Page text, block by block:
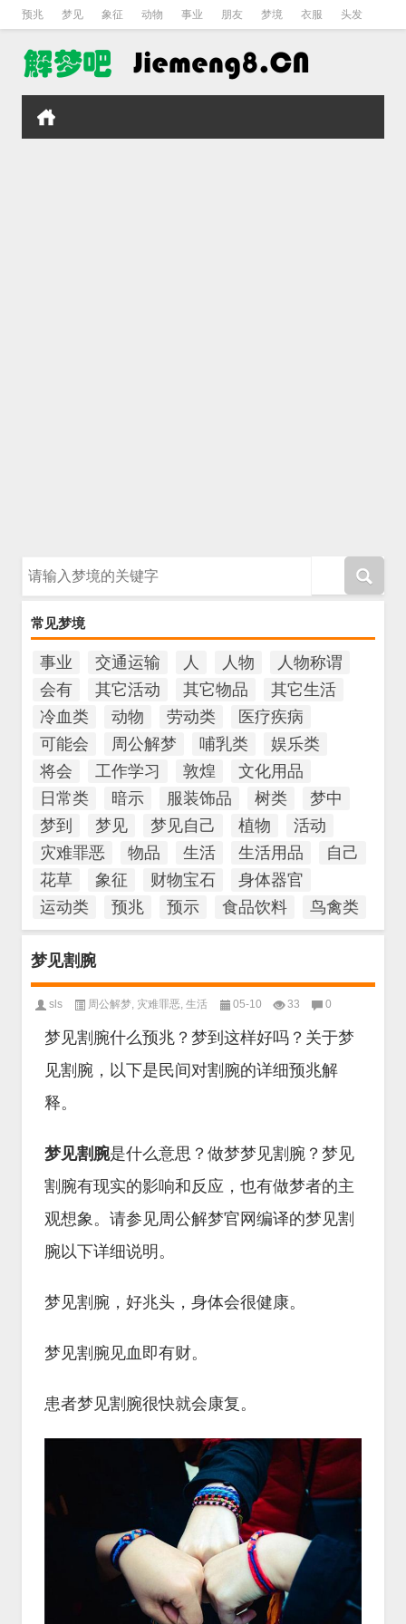
预兆 梦见 象征 动物 事业 朋友 梦境 衣服 头发
常见梦境
事业 交通运输 人 人物
人物称谓
会有
其它活动 其它物品
其它生活
冷血类
动物 劳动类
医疗疾病
可能会
周公解梦 哺乳类
娱乐类
将会
工作学习 敦煌
文化用品
日常类
暗示 服装饰品 树类
梦中
梦到
梦见 梦见自己 植物
活动
灾难罪恶
物品 生活 生活用品
自己
花草
象征 财物宝石
身体器官
运动类
预兆 预示 食品饮料 鸟禽类
梦见割腕
sls 周公解梦, 灾难罪恶, 生活 05-10 33 0
梦见割腕什么预兆？梦到这样好吗？关于梦
见割腕，以下是民间对割腕的详细预兆解
释。
梦见割腕是什么意思？做梦梦见割腕？梦见
割腕有现实的影响和反应，也有做梦者的主
观想象。请参见周公解梦官网编译的梦见割
腕以下详细说明。
梦见割腕，好兆头，身体会很健康。
梦见割腕见血即有财。
患者梦见割腕很快就会康复。